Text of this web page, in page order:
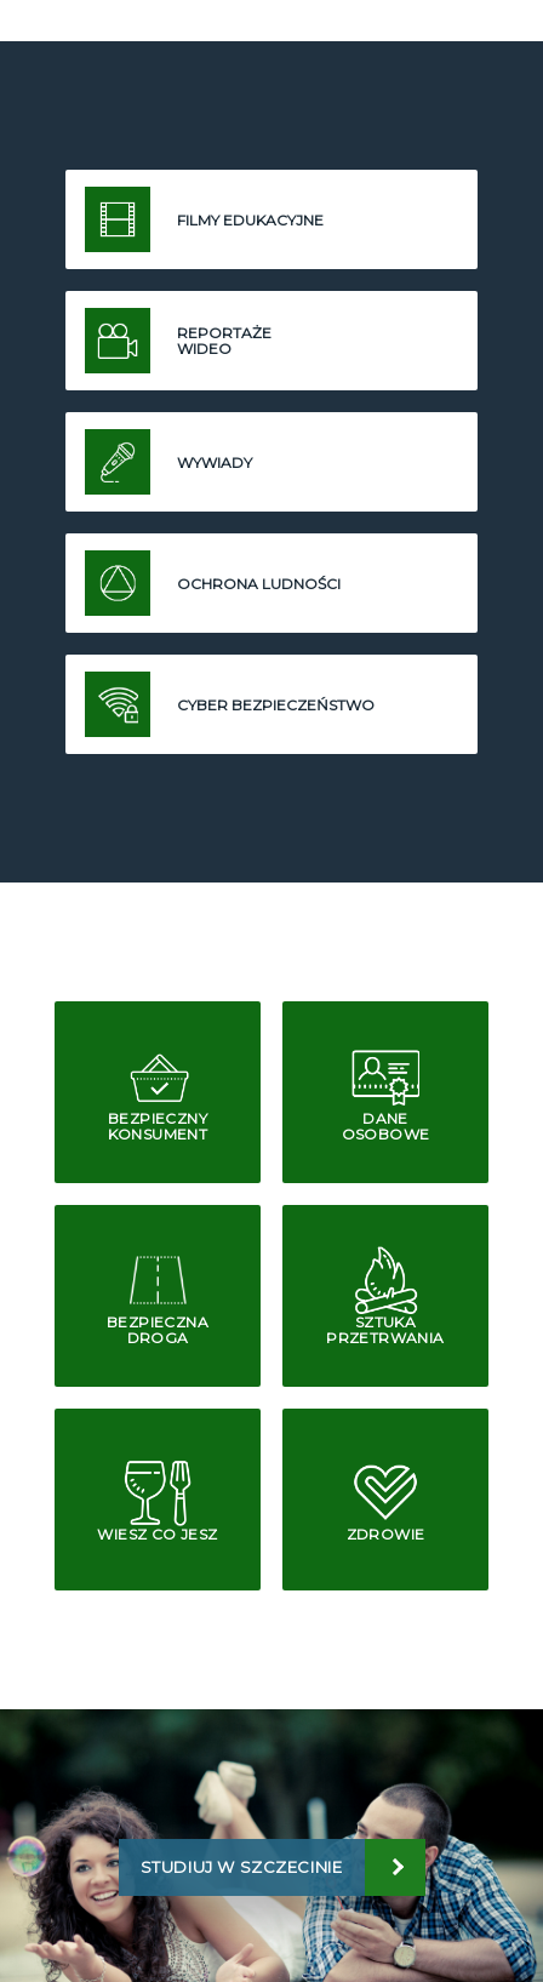
FILMY EDUKACYJNE
REPORTAŻE
WIDEO
WYWIADY
OCHRONA LUDNOŚCI
CYBER BEZPIECZEŃSTWO
BEZPIECZNY
KONSUMENT
DANE
OSOBOWE
BEZPIECZNA
DROGA
SZTUKA
PRZETRWANIA
WIESZ CO JESZ ZDROWIE
STUDIUJ W SZCZECINIE